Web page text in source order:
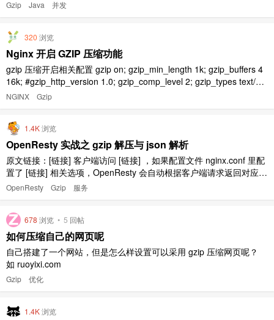
Gzip Java 并发
320 浏览
Nginx 开启 GZIP 压缩功能
gzip 压缩开启相关配置 gzip on; gzip_min_length 1k; gzip_buffers 4
16k; #gzip_http_version 1.0; gzip_comp_level 2; gzip_types text/pla
in application/x-javascript text/cs ..
NGINX Gzip
1.4K浏览
OpenResty 实战之 gzip 解压与 json 解析
原文链接：[链接] 客户端访问 [链接] ，如果配置文件 nginx.conf 里配
置了 [链接] 相关选项，OpenResty 会自动根据客户端请求返回对应的
格式。 如果 OpenResty 访问[链接]，并且带有 gzip header 例如 gzip
OpenResty Gzip 服务
678 浏览 • 5 回帖
如何压缩自己的网页呢
自己搭建了一个网站，但是怎么样设置可以采用 gzip 压缩网页呢？
如 ruoyixi.com
Gzip 优化
1.4K浏览